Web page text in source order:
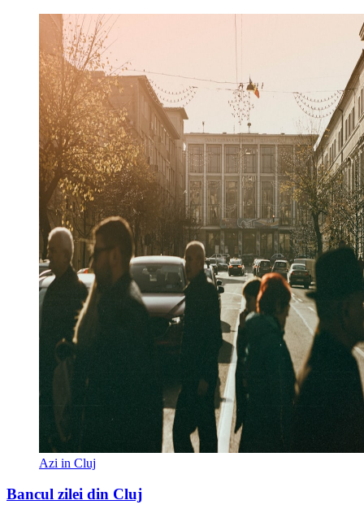
Azi in Cluj
Bancul zilei din Cluj